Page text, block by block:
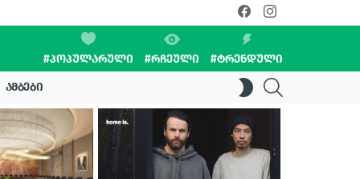
facebookinstagram
#ᲞᲝᲞᲣᲚᲐᲠᲣᲚᲘ #ᲠᲩᲔᲣᲚᲘ #ᲢᲠᲔᲜᲓᲣᲚᲘ
ᲐᲛᲑᲔᲑᲘ
SWITCH
SKIN